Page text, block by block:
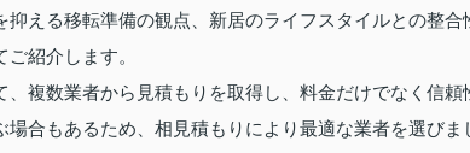
える移転準備の観点、新居のライフスタイルとの整
紹介します。
、複数業者から見積もりを取得し、料金だけでなく信
場合もあるため、相見積もりにより最適な業者を選び